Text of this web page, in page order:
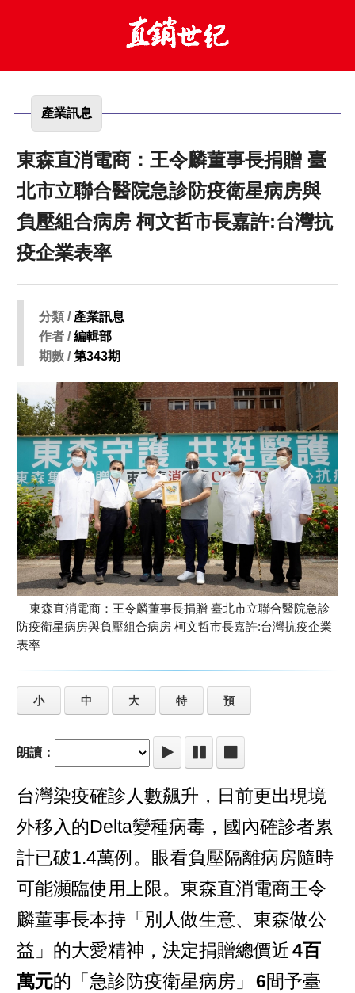
產業訊息
東森直消電商：王令麟董事長捐贈 臺
北市立聯合醫院急診防疫衛星病房與
負壓組合病房 柯文哲市長嘉許:台灣抗
疫企業表率
分類 / 產業訊息
作者 /編輯部
期數 /第343期
東森直消電商：王令麟董事長捐贈 臺北市立聯合醫院急診
防疫衛星病房與負壓組合病房 柯文哲市長嘉許:台灣抗疫企業
表率
小 中 大 特 預
朗讀：
台灣染疫確診人數飆升，日前更出現境
外移入的Delta變種病毒，國內確診者累
計已破1.4萬例。眼看負壓隔離病房隨時
可能瀕臨使用上限。東森直消電商王令
麟董事長本持「別人做生意、東森做公
益」的大愛精神，決定捐贈總價近4百
萬元的「急診防疫衛星病房」 6間予臺